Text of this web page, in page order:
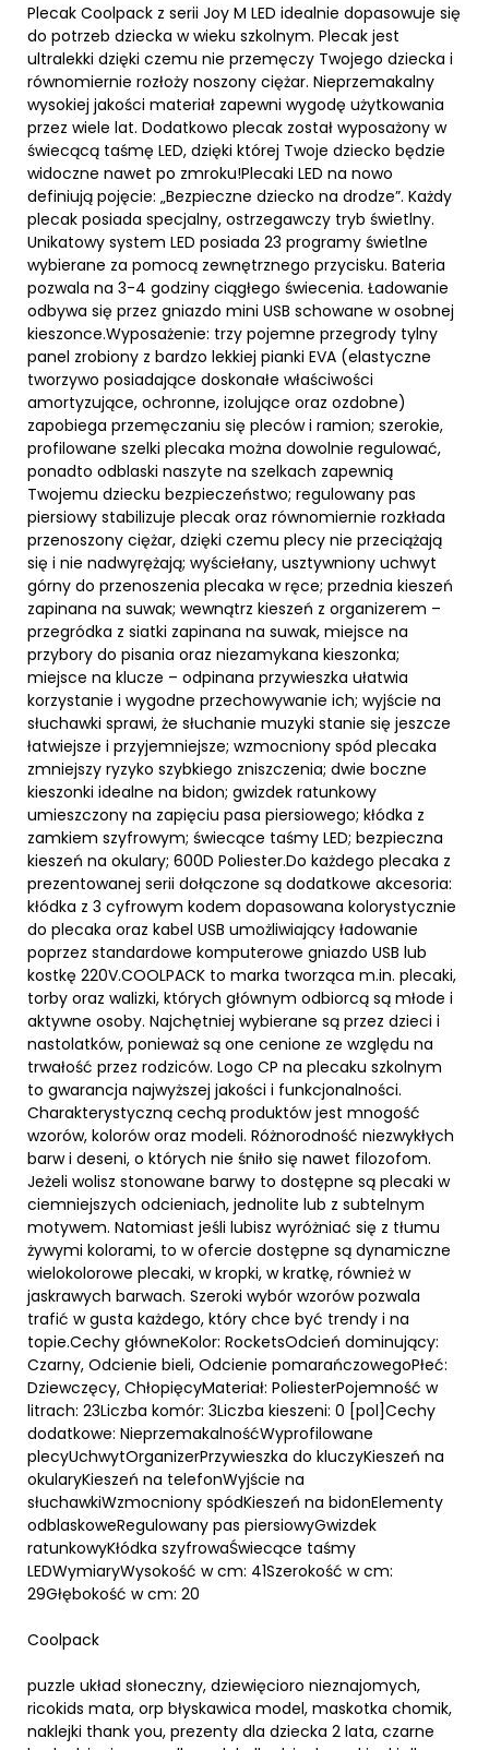
Plecak Coolpack z serii Joy M LED idealnie dopasowuje się
do potrzeb dziecka w wieku szkolnym. Plecak jest
ultralekki dzięki czemu nie przemęczy Twojego dziecka i
równomiernie rozłoży noszony ciężar. Nieprzemakalny
wysokiej jakości materiał zapewni wygodę użytkowania
przez wiele lat. Dodatkowo plecak został wyposażony w
świecącą taśmę LED, dzięki której Twoje dziecko będzie
widoczne nawet po zmroku!Plecaki LED na nowo
definiują pojęcie: „Bezpieczne dziecko na drodze”. Każdy
plecak posiada specjalny, ostrzegawczy tryb świetlny.
Unikatowy system LED posiada 23 programy świetlne
wybierane za pomocą zewnętrznego przycisku. Bateria
pozwala na 3-4 godziny ciągłego świecenia. Ładowanie
odbywa się przez gniazdo mini USB schowane w osobnej
kieszonce.Wyposażenie: trzy pojemne przegrody tylny
panel zrobiony z bardzo lekkiej pianki EVA (elastyczne
tworzywo posiadające doskonałe właściwości
amortyzujące, ochronne, izolujące oraz ozdobne)
zapobiega przemęczaniu się pleców i ramion; szerokie,
profilowane szelki plecaka można dowolnie regulować,
ponadto odblaski naszyte na szelkach zapewnią
Twojemu dziecku bezpieczeństwo; regulowany pas
piersiowy stabilizuje plecak oraz równomiernie rozkłada
przenoszony ciężar, dzięki czemu plecy nie przeciążają
się i nie nadwyrężają; wyściełany, usztywniony uchwyt
górny do przenoszenia plecaka w ręce; przednia kieszeń
zapinana na suwak; wewnątrz kieszeń z organizerem –
przegródka z siatki zapinana na suwak, miejsce na
przybory do pisania oraz niezamykana kieszonka;
miejsce na klucze – odpinana przywieszka ułatwia
korzystanie i wygodne przechowywanie ich; wyjście na
słuchawki sprawi, że słuchanie muzyki stanie się jeszcze
łatwiejsze i przyjemniejsze; wzmocniony spód plecaka
zmniejszy ryzyko szybkiego zniszczenia; dwie boczne
kieszonki idealne na bidon; gwizdek ratunkowy
umieszczony na zapięciu pasa piersiowego; kłódka z
zamkiem szyfrowym; świecące taśmy LED; bezpieczna
kieszeń na okulary; 600D Poliester.Do każdego plecaka z
prezentowanej serii dołączone są dodatkowe akcesoria:
kłódka z 3 cyfrowym kodem dopasowana kolorystycznie
do plecaka oraz kabel USB umożliwiający ładowanie
poprzez standardowe komputerowe gniazdo USB lub
kostkę 220V.COOLPACK to marka tworząca m.in. plecaki,
torby oraz walizki, których głównym odbiorcą są młode i
aktywne osoby. Najchętniej wybierane są przez dzieci i
nastolatków, ponieważ są one cenione ze względu na
trwałość przez rodziców. Logo CP na plecaku szkolnym
to gwarancja najwyższej jakości i funkcjonalności.
Charakterystyczną cechą produktów jest mnogość
wzorów, kolorów oraz modeli. Różnorodność niezwykłych
barw i deseni, o których nie śniło się nawet filozofom.
Jeżeli wolisz stonowane barwy to dostępne są plecaki w
ciemniejszych odcieniach, jednolite lub z subtelnym
motywem. Natomiast jeśli lubisz wyróżniać się z tłumu
żywymi kolorami, to w ofercie dostępne są dynamiczne
wielokolorowe plecaki, w kropki, w kratkę, również w
jaskrawych barwach. Szeroki wybór wzorów pozwala
trafić w gusta każdego, który chce być trendy i na
topie.Cechy główneKolor: RocketsOdcień dominujący:
Czarny, Odcienie bieli, Odcienie pomarańczowegoPłeć:
Dziewczęcy, ChłopięcyMateriał: PoliesterPojemność w
litrach: 23Liczba komór: 3Liczba kieszeni: 0 [pol]Cechy
dodatkowe: NieprzemakalnośćWyprofilowane
plecyUchwytOrganizerPrzywieszka do kluczyKieszeń na
okularyKieszeń na telefonWyjście na
słuchawkiWzmocniony spódKieszeń na bidonElementy
odblaskoweRegulowany pas piersiowyGwizdek
ratunkowyKłódka szyfrowaŚwiecące taśmy
LEDWymiaryWysokość w cm: 41Szerokość w cm:
29Głębokość w cm: 20
Coolpack
puzzle układ słoneczny, dziewięcioro nieznajomych,
ricokids mata, orp błyskawica model, maskotka chomik,
naklejki thank you, prezenty dla dziecka 2 lata, czarne